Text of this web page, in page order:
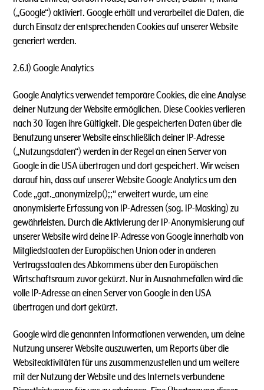
(„Google“) aktiviert. Google erhält und verarbeitet die Daten, die
durch Einsatz der entsprechenden Cookies auf unserer Website
generiert werden.
2.6.1) Google Analytics
Google Analytics verwendet temporäre Cookies, die eine Analyse
deiner Nutzung der Website ermöglichen. Diese Cookies verlieren
nach 30 Tagen ihre Gültigkeit. Die gespeicherten Daten über die
Benutzung unserer Website einschließlich deiner IP-Adresse
(„Nutzungsdaten“) werden in der Regel an einen Server von
Google in die USA übertragen und dort gespeichert. Wir weisen
darauf hin, dass auf unserer Website Google Analytics um den
Code „gat._anonymizeIp();;“ erweitert wurde, um eine
anonymisierte Erfassung von IP-Adressen (sog. IP-Masking) zu
gewährleisten. Durch die Aktivierung der IP-Anonymisierung auf
unserer Website wird deine IP-Adresse von Google innerhalb von
Mitgliedstaaten der Europäischen Union oder in anderen
Vertragsstaaten des Abkommens über den Europäischen
Wirtschaftsraum zuvor gekürzt. Nur in Ausnahmefällen wird die
volle IP-Adresse an einen Server von Google in den USA
übertragen und dort gekürzt.
Google wird die genannten Informationen verwenden, um deine
Nutzung unserer Website auszuwerten, um Reports über die
Websiteaktivitäten für uns zusammenzustellen und um weitere
mit der Nutzung der Website und des Internets verbundene